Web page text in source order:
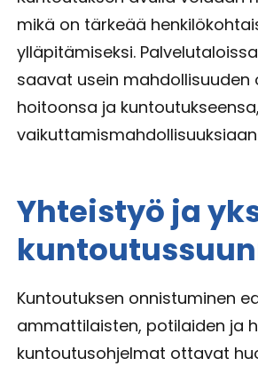
mikä on tärkeää
ylläpitämiseksi.
saavat usein
hoitoonsa ja
Yhteistyö ja
Kuntoutuksen onnistuminen
ammattilaisten, potilaiden ja
kuntoutusohjelmat ottavat